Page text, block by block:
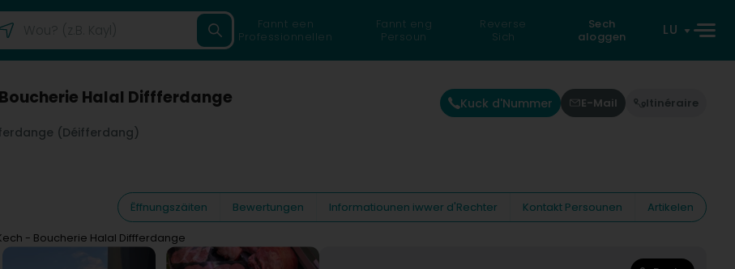
Fannt een
Professionnellen
Fannt eng
Persoun
Reverse
Sich
Sech
aloggen
LU
Halal Diffferdange
(Déifferdang)
Kuck d'Nummer E-Mail Itinéraire
Ëffnungszäiten Bewertungen Informatiounen iwwer d'Rechter Kontakt Persounen
Artikelen
- Boucherie Halal Diffferdange